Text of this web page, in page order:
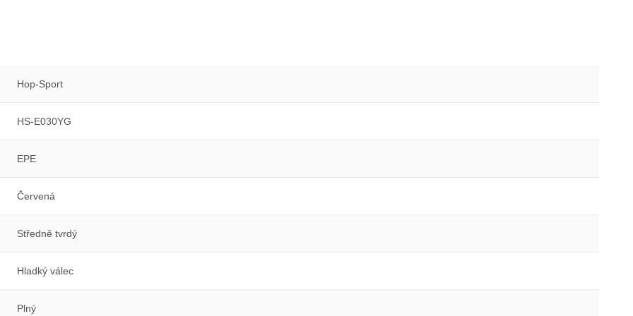
Hop-Sport
HS-E030YG
EPE
Červená
Středně tvrdý
Hladký válec
Plný